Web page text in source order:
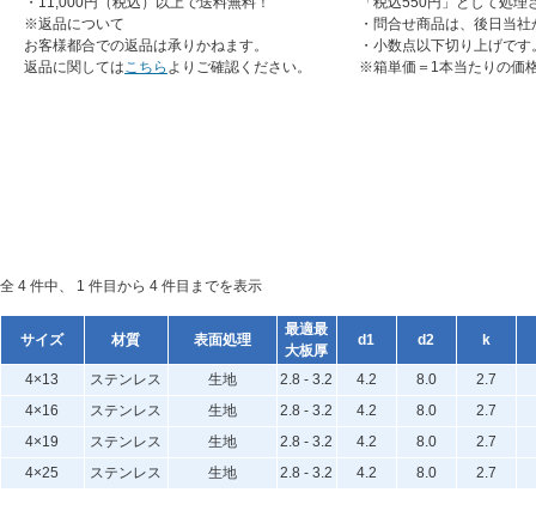
※返品について
お客様都合での返品は承りかねます。
返品に関してはこちら よりご確認ください。
・問合せ商品は、後日当
・小数点以下切り上げです
※箱単価＝1本当たりの価
全 4 件中、 1 件目から 4 件目までを表示
サイズ 材質 表面処理
最適最
大板厚
d1 d2 k
4×13 ステンレス 生地 2.8 - 3.2 4.2 8.0
2.7
4×16
ステンレス 生地 2.8 - 3.2 4.2 8.0
2.7
4×19
ステンレス 生地 2.8 - 3.2 4.2 8.0
2.7
4×25
ステンレス 生地 2.8 - 3.2 4.2 8.0 2.7